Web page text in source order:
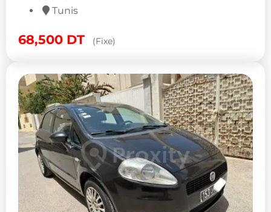
Tunis
68,500 DT (Fixe)